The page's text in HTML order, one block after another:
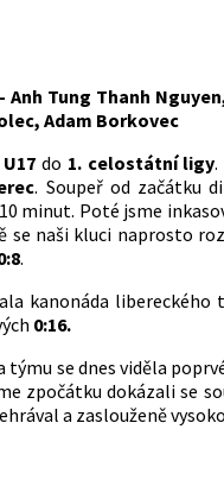
Anh Tung Thanh
Adam Borkovec
U17 do 1. celostátní ligy.
. Soupeř od začátku
minut. Poté jsme
se naši kluci naprosto
.
kanonáda
0:16.
týmu se dnes viděla
zpočátku dokázali se
a zaslouženě